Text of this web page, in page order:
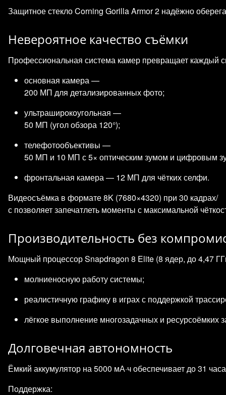
Защитное стекло Corning Gorilla Armor 2 надёжно
Невероятное качество съёмки
Профессиональная система камер превращает каждый
основная камера —
200 МП для детализированных фото;
ультраширокоугольная —
50 МП (угол обзора 120°);
телефотообъективы —
50 МП и 10 МП с 5× оптическим зумом и цифровым
фронтальная камера — 12 МП для чётких селфи.
Видеосъёмка в формате 8K (7680×4320) при 30 кадрах/
с позволяет запечатлеть моменты с максимальной
Производительность без
Мощный процессор Snapdragon 8 Elite (8 ядер, до 4,47
молниеносную работу системы;
реалистичную графику в играх с поддержкой
лёгкое выполнение многозадачных и ресурсоёмких
Долговечная автономность
Ёмкий аккумулятор на 5000 мА·ч обеспечивает до 31
Поддержка: